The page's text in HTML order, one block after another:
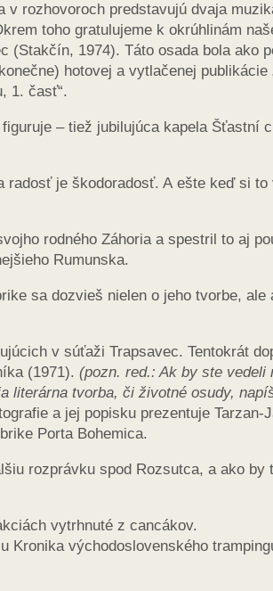
v rozhovoroch predstavujú dvaja
toho gratulujeme k okrúhlinám
(Stakčín, 1974). Táto osada bola ako
hotovej a vytlačenej publikácie
1. časť“.
– tiež jubilujúca kapela Šťastní
je škodoradosť. A ešte keď si
rodného Záhoria a spestril to aj
Rumunska.
sa dozvieš nielen o jeho tvorbe, ale
v súťaži Trapsavec. Tentokrát
(1971). (pozn. red.: Ak by ste
tvorba, či životné osudy,
a jej popisku prezentuje Tarzan-
Porta Bohemica.
rozprávku spod Rozsutca, a ako by
vytrhnuté z cancákov.
Kronika východoslovenského